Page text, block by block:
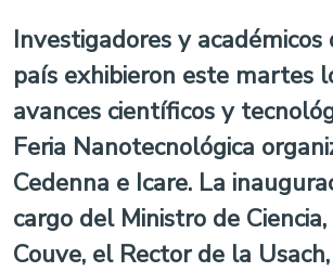
Investigadores y
país exhibieron este martes
avances científicos y
Feria Nanotecnológica
Cedenna e Icare. La
cargo del Ministro de
Couve, el Rector de la